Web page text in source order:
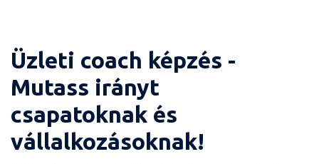
Üzleti coach képzés -
Mutass irányt
csapatoknak és
vállalkozásoknak!